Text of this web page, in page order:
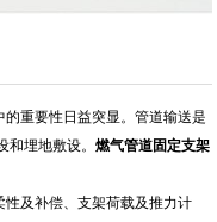
重要性日益突显。管道输送是
和埋地敷设。燃气管道固定支架
及补偿、支架荷载及推力计